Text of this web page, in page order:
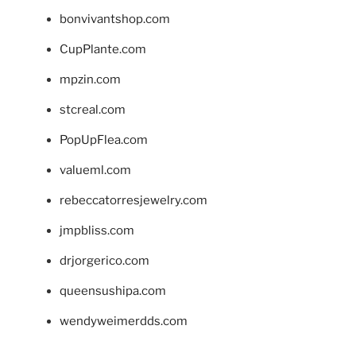
bonvivantshop.com
CupPlante.com
mpzin.com
stcreal.com
PopUpFlea.com
valueml.com
rebeccatorresjewelry.com
jmpbliss.com
drjorgerico.com
queensushipa.com
wendyweimerdds.com